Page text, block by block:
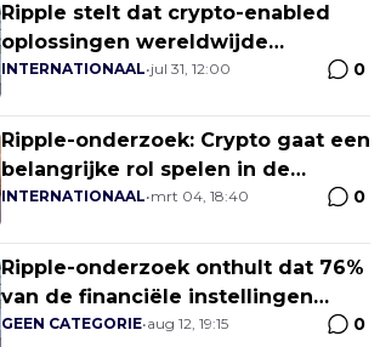
Ripple stelt dat crypto-enabled
oplossingen wereldwijde
betalingen zullen revolutioneren
INTERNATIONAAL•jul 31, 12:00 0
Ripple-onderzoek: Crypto gaat een
belangrijke rol spelen in de
betalingsindustrie
INTERNATIONAAL•mrt 04, 18:40 0
Ripple-onderzoek onthult dat 76%
van de financiële instellingen
verwacht tegen 2025 crypto te
GEEN CATEGORIE•aug 12, 19:15 0